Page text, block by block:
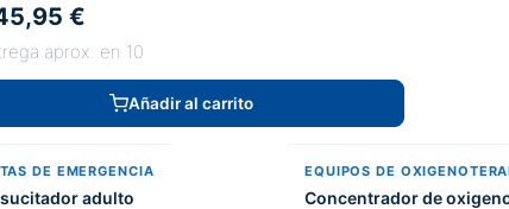
€
aprox. en 10
Añadir al carrito
DE EMERGENCIA
adulto
EQUIPOS DE
Concentrador de